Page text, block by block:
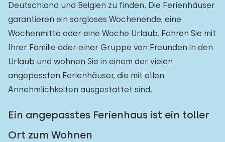
Zugänglichkeit
Rollstuhlgerecht
Hilfsmittel
Deutschland und Belgien zu finden. Die Ferienhäuser
garantieren ein sorgloses Wochenende, eine
Wochenmitte oder eine Woche Urlaub. Fahren Sie mit
Ihrer Familie oder einer Gruppe von Freunden in den
Urlaub und wohnen Sie in einem der vielen
angepassten Ferienhäuser, die mit allen
Annehmlichkeiten ausgestattet sind.
Ein angepasstes Ferienhaus ist ein toller
Ort zum Wohnen